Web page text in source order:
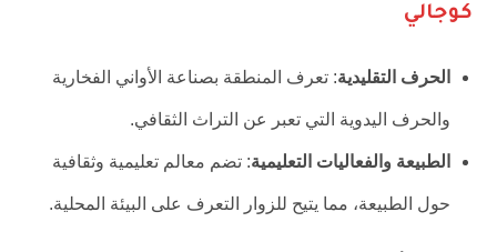
كوجالي
الحرف التقليدية: تعرف المنطقة بصناعة الأواني الفخارية
والحرف اليدوية التي تعبر عن التراث الثقافي.
الطبيعة والفعاليات التعليمية: تضم معالم تعليمية وثقافية
حول الطبيعة، مما يتيح للزوار التعرف على البيئة المحلية.